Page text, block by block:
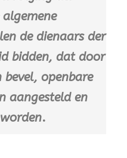
de dienaars der
bidden, dat door
openbare
aangesteld en
.